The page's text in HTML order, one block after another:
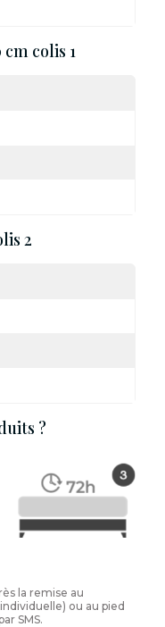
colis 1
2
?
la remise au
ou au pied
SMS.